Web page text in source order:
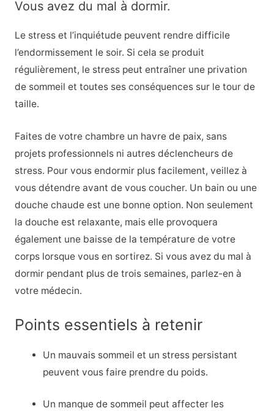
Vous avez du mal à dormir.
Le stress et l’inquiétude peuvent rendre difficile
l’endormissement le soir. Si cela se produit
régulièrement, le stress peut entraîner une privation
de sommeil et toutes ses conséquences sur le tour de
taille.
Faites de votre chambre un havre de paix, sans
projets professionnels ni autres déclencheurs de
stress. Pour vous endormir plus facilement, veillez à
vous détendre avant de vous coucher. Un bain ou une
douche chaude est une bonne option. Non seulement
la douche est relaxante, mais elle provoquera
également une baisse de la température de votre
corps lorsque vous en sortirez. Si vous avez du mal à
dormir pendant plus de trois semaines, parlez-en à
votre médecin.
Points essentiels à retenir
Un mauvais sommeil et un stress persistant
peuvent vous faire prendre du poids.
Un manque de sommeil peut affecter les